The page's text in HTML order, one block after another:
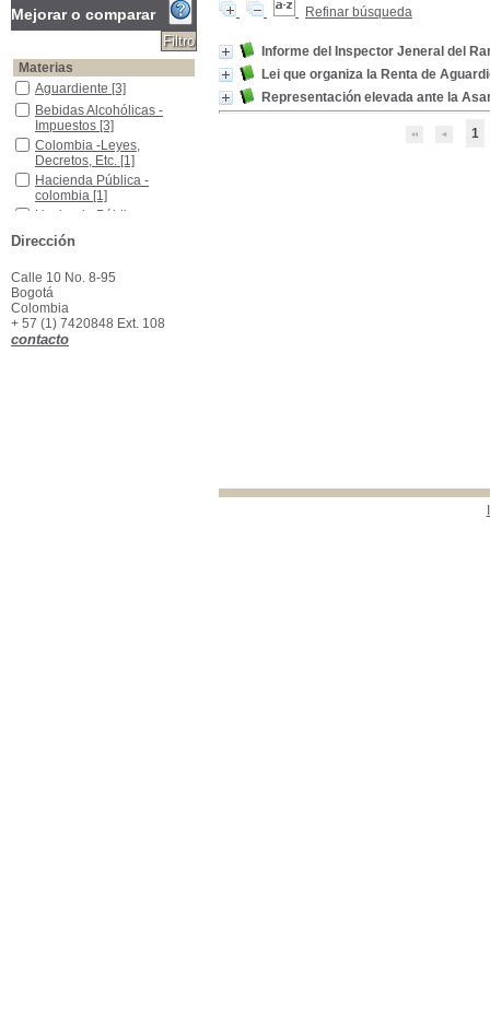
Refinar búsqueda
Informe del Inspector Jeneral del
Lei que organiza la Renta de
Representación elevada ante la
1
Mejorar o comparar
Materias
Aguardiente
Aguardiente [3]
Bebidas Alcohólicas -Impuestos
Bebidas Alcohólicas -
Impuestos [3]
Colombia -Leyes, Decretos, Etc.
Colombia -Leyes,
Decretos, Etc. [1]
Hacienda Pública -colombia
Hacienda Pública -
colombia [1]
Hacienda Pública -Cundinamarca (Estado) -Informes
Hacienda Pública -
Cundinamarca (Estado) -
Informes
Pensiones
Pensiones
Rentas Interiores
Rentas Interiores
Rentas Interiores -Colombia
Rentas Interiores -
Colombia
Dirección
Calle 10 No. 8-95
Bogotá
Colombia
+ 57 (1) 7420848 Ext. 108
contacto